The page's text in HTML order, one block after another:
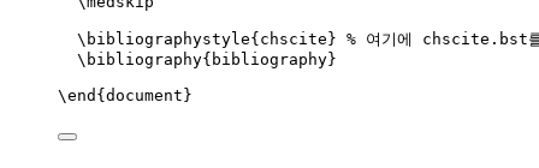
\bibliographystyle{chscite} % 여기에 chscite.bst
\bibliography{bibliography}
\end { document }